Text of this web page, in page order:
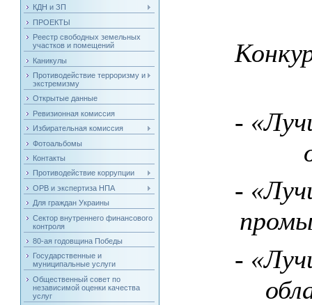
КДН и ЗП
ПРОЕКТЫ
Реестр свободных земельных
участков и помещений
Каникулы
Противодействие терроризму и
экстремизму
Открытые данные
Ревизионная комиссия
Избирательная комиссия
Фотоальбомы
Контакты
Противодействие коррупции
ОРВ и экспертиза НПА
Для граждан Украины
Сектор внутреннего финансового
контроля
80-ая годовщина Победы
Государственные и
муниципальные услуги
Общественный совет по
независимой оценки качества
услуг
-
-
-